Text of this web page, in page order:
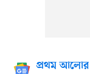
প্রথম আলোর